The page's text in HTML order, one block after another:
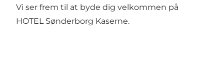
Vi ser frem til at byde dig velkommen på
HOTEL Sønderborg Kaserne.